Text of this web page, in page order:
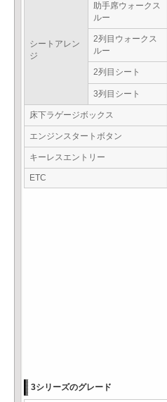
シートアレン
ジ
助手席ウォークス
ルー
2列目ウォークス
ルー
2列目シート
3列目シート
床下ラゲージボックス
エンジンスタートボタン
キーレスエントリー
ETC
3シリーズのグレード